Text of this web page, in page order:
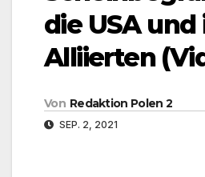
die USA und
Alliierten
Von Redaktion Polen 2
SEP. 2, 2021